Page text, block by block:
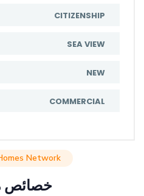
CITIZENSHIP
SEA VIEW
NEW
COMMERCIAL
Network
خصائص